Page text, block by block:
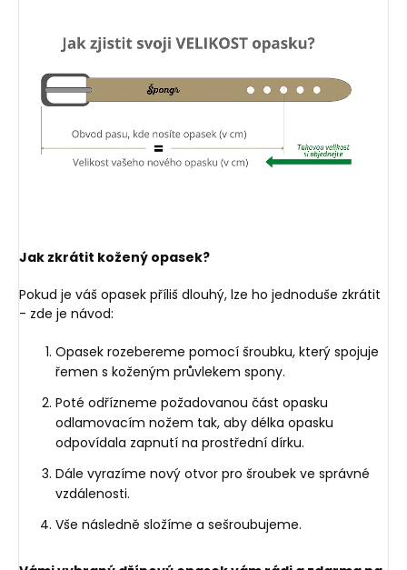
Jak zkrátit kožený opasek?
Pokud je váš opasek příliš dlouhý, lze ho jednoduše zkrátit
- zde je návod:
Opasek rozebereme pomocí šroubku, který spojuje
řemen s koženým průvlekem spony.
Poté odřízneme požadovanou část opasku
odlamovacím nožem tak, aby délka opasku
odpovídala zapnutí na prostřední dírku.
Dále vyrazíme nový otvor pro šroubek ve správné
vzdálenosti.
Vše následně složíme a sešroubujeme.